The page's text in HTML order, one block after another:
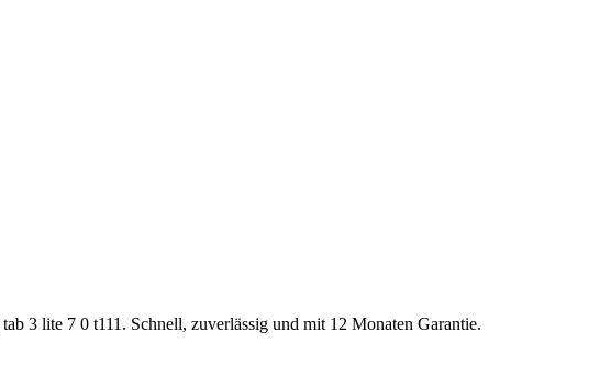
tab 3 lite 7 0 t111 . Schnell, zuverlässig und mit 12 Monaten Garantie.